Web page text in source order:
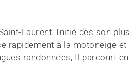
Laurent. Initié dès son plus
rapidement à la motoneige et
randonnées, Il parcourt en